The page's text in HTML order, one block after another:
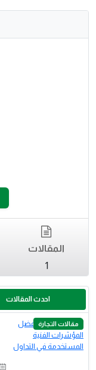
المقالات
1
احدث المقالات
مقالات التجارة